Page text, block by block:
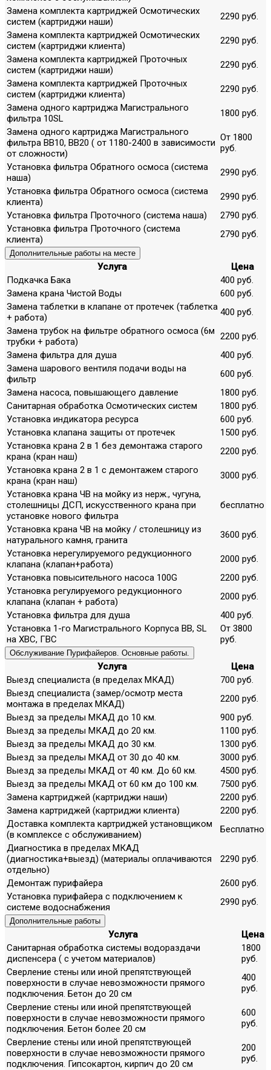
Замена комплекта картриджей Осмотических
систем (картриджи наши)
2290 руб.
Замена комплекта картриджей Осмотических
систем (картриджи клиента)
2290 руб.
Замена комплекта картриджей Проточных
систем (картриджи наши)
2290 руб.
Замена комплекта картриджей Проточных
систем (картриджи клиента)
2290 руб.
Замена одного картриджа Магистрального
фильтра 10SL
1800 руб.
Замена одного картриджа Магистрального
фильтра ВВ10, ВВ20 ( от 1180-2400 в зависимости
от сложности)
От 1800
руб.
Установка фильтра Обратного осмоса (система
наша)
2990 руб.
Установка фильтра Обратного осмоса (система
клиента)
2990 руб.
Установка фильтра Проточного (система наша)
2790 руб.
Установка фильтра Проточного (система
клиента)
2790 руб.
Дополнительные работы на месте
Услуга
Цена
Подкачка Бака
400 руб.
Замена крана Чистой Воды
600 руб.
Замена таблетки в клапане от протечек (таблетка
+ работа)
400 руб.
Замена трубок на фильтре обратного осмоса (6м
трубки + работа)
2200 руб.
Замена фильтра для душа
400 руб.
Замена шарового вентиля подачи воды на
фильтр
600 руб.
Замена насоса, повышающего давление
1800 руб.
Санитарная обработка Осмотических систем
1800 руб.
Установка индикатора ресурса
600 руб.
Установка клапана защиты от протечек
1500 руб.
Установка крана 2 в 1 без демонтажа старого
крана (кран наш)
2200 руб.
Установка крана 2 в 1 с демонтажем старого
крана (кран наш)
3000 руб.
Установка крана ЧВ на мойку из нерж., чугуна,
столешницы ДСП, искусственного крана при
установке нового фильтра
бесплатно
Установка крана ЧВ на мойку / столешницу из
натурального камня, гранита
3600 руб.
Установка нерегулируемого редукционного
клапана (клапан+работа)
2000 руб.
Установка повысительного насоса 100G
2200 руб.
Установка регулируемого редукционного
клапана (клапан + работа)
2000 руб.
Установка фильтра для душа
400 руб.
Установка 1-го Магистрального Корпуса ВВ, SL
на ХВС, ГВС
От 3800
руб.
Обслуживание Пурифайеров. Основные работы.
Услуга
Цена
Выезд специалиста (в пределах МКАД)
700 руб.
Выезд специалиста (замер/осмотр места
монтажа в пределах МКАД)
2200 руб.
Выезд за пределы МКАД до 10 км.
900 руб.
Выезд за пределы МКАД до 20 км.
1100 руб.
Выезд за пределы МКАД до 30 км.
1300 руб.
Выезд за пределы МКАД от 30 до 40 км.
3000 руб.
Выезд за пределы МКАД от 40 км. До 60 км.
4500 руб.
Выезд за пределы МКАД от 60 км до 100 км.
7500 руб.
Замена картриджей (картриджи наши)
2200 руб.
Замена картриджей (картриджи клиента)
2200 руб.
Доставка комплекта картриджей установщиком
(в комплексе с обслуживанием)
Бесплатно
Диагностика в пределах МКАД
(диагностика+выезд) (материалы оплачиваются
отдельно)
2290 руб.
Демонтаж пурифайера
2600 руб.
Установка пурифайера с подключением к
системе водоснабжения
2990 руб.
Дополнительные работы
Услуга
Цена
Санитарная обработка системы водораздачи
диспенсера ( с учетом материалов)
1800
руб.
Сверление стены или иной препятствующей
поверхности в случае невозможности прямого
подключения. Бетон до 20 см
400
руб.
Сверление стены или иной препятствующей
поверхности в случае невозможности прямого
подключения. Бетон более 20 см
600
руб.
Сверление стены или иной препятствующей
поверхности в случае невозможности прямого
подключения. Гипсокартон, кирпич до 20 см
200
руб.